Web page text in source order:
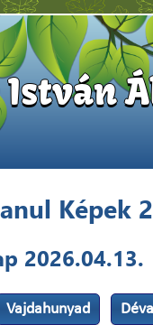
Képek
2026.04.13.
Vajdahunyad Déva